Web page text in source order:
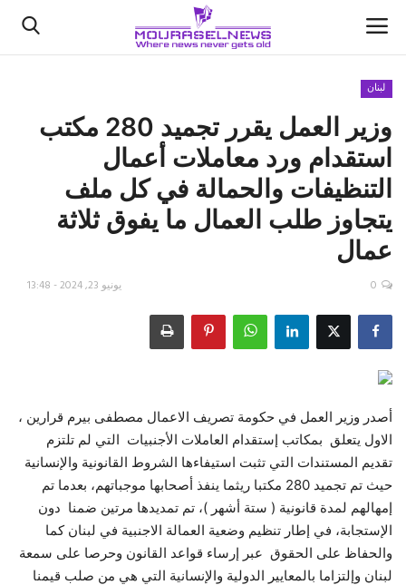
الأخبار
كتّابنا
السعودية
اقتصاد
رياضة
حياة
لبنان
وزير العمل يقرر تجميد 280 مكتب
استقدام ورد معاملات أعمال
التنظيفات والحمالة في كل ملف
يتجاوز طلب العمال ما يفوق ثلاثة
عمال
يونيو 23, 2024 - 13:48 0
أصدر وزير العمل في حكومة تصريف الاعمال مصطفى بيرم قرارين ،
الاول يتعلق بمكاتب إستقدام العاملات الأجنبيات التي لم تلتزم
تقديم المستندات التي تثبت استيفاءها الشروط القانونية والإنسانية
حيث تم تجميد 280 مكتبا ريثما ينفذ أصحابها موجباتهم، بعدما تم
إمهالهم لمدة قانونية ( ستة أشهر )، تم تمديدها مرتين ضمنا دون
الإستجابة، في إطار تنظيم وضعية العمالة الاجنبية في لبنان كما
والحفاظ على الحقوق عبر إرساء قواعد القانون وحرصا على سمعة
لبنان وإلتزاما بالمعايير الدولية والإنسانية التي هي من صلب قيمنا